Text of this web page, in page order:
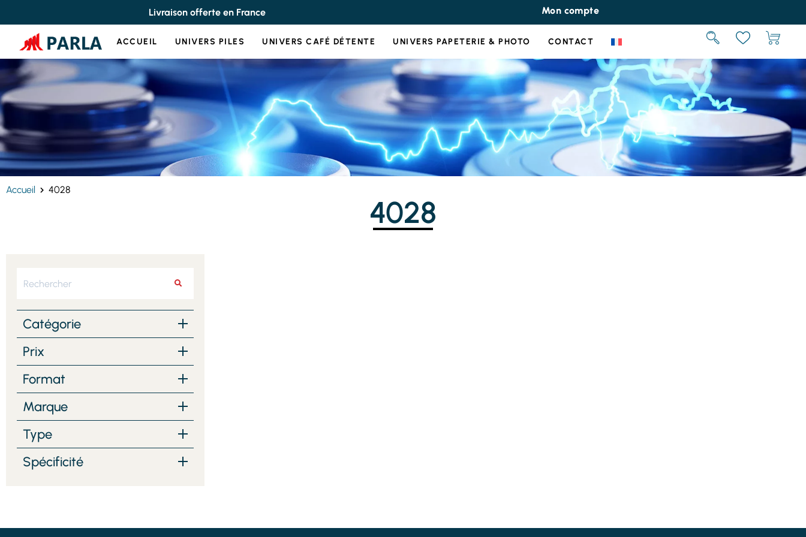
Livraison offerte en France Mon compte
ACCUEIL UNIVERS PILES UNIVERS CAFÉ DÉTENTE UNIVERS PAPETERIE & PHOTO CONTACT
Accueil 4028
4028
RECHERCHER
Catégorie
Prix
Format
Marque
Type
Spécificité